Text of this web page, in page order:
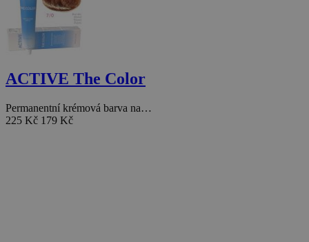
ACTIVE The Color
Permanentní krémová barva na…
225 Kč 179 Kč